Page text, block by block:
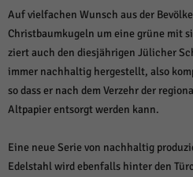
Auf vielfachen Wunsch aus der
Christbaumkugeln um eine grüne mit
ziert auch den diesjährigen Jülicher
immer nachhaltig hergestellt, also
so dass er nach dem Verzehr der
Altpapier entsorgt werden kann.
Eine neue Serie von nachhaltig
Edelstahl wird ebenfalls hinter den
Externe Medien (6)
Inhalte von Videoplattformen und
standardmäßig blockiert. Wenn Cookies
werden, bedarf der Zugriff auf diese
mehr.
Cookie-